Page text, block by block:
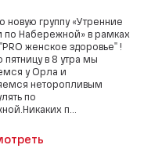
новую группу «Утренние
по Набережной» в рамках
женское здоровье" !
в 8 утра мы
у Орла и
неторопливым
по
п...